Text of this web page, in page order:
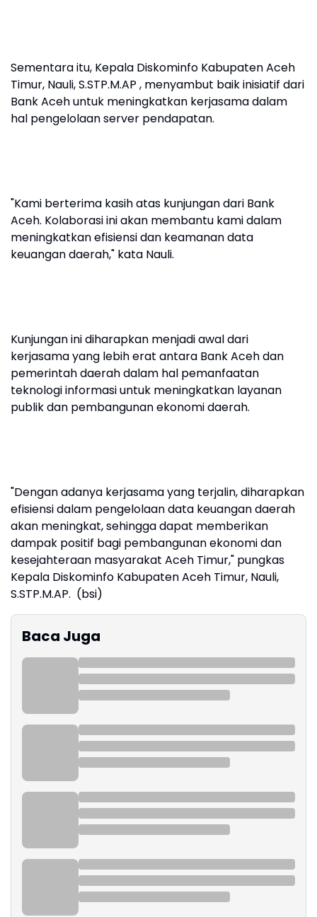
Sementara itu, Kepala Diskominfo Kabupaten Aceh
Timur, Nauli, S.STP.M.AP , menyambut baik inisiatif dari
Bank Aceh untuk meningkatkan kerjasama dalam
hal pengelolaan server pendapatan.
"Kami berterima kasih atas kunjungan dari Bank
Aceh. Kolaborasi ini akan membantu kami dalam
meningkatkan efisiensi dan keamanan data
keuangan daerah," kata Nauli.
Kunjungan ini diharapkan menjadi awal dari
kerjasama yang lebih erat antara Bank Aceh dan
pemerintah daerah dalam hal pemanfaatan
teknologi informasi untuk meningkatkan layanan
publik dan pembangunan ekonomi daerah.
"Dengan adanya kerjasama yang terjalin, diharapkan
efisiensi dalam pengelolaan data keuangan daerah
akan meningkat, sehingga dapat memberikan
dampak positif bagi pembangunan ekonomi dan
kesejahteraan masyarakat Aceh Timur," pungkas
Kepala Diskominfo Kabupaten Aceh Timur, Nauli,
S.STP.M.AP. (bsi)
Baca Juga